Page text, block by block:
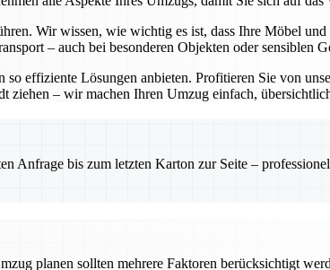
Wir wissen, wie wichtig es ist, dass Ihre Möbel
– auch bei besonderen Objekten oder sensiblen
effiziente Lösungen anbieten. Profitieren Sie von
ziehen – wir machen Ihren Umzug einfach,
Anfrage bis zum letzten Karton zur Seite –
planen sollten mehrere Faktoren berücksichtigt